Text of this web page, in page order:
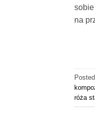
na
róża